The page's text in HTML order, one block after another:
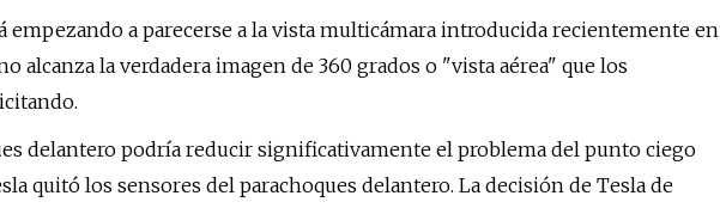
empezando a parecerse a la vista multicámara introducida recientemente en
alcanza la verdadera imagen de 360 ​​grados o "vista aérea" que los
delantero podría reducir significativamente el problema del punto ciego
quitó los sensores del parachoques delantero. La decisión de Tesla de